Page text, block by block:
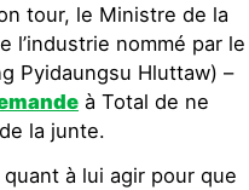
tour, le Ministre de la
l’industrie nommé par le
Pyidaungsu Hluttaw) –
à Total de ne
la junte.
à lui agir pour que